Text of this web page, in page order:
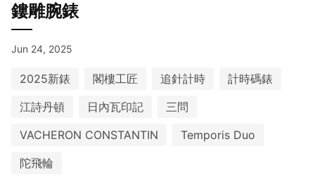
鏤雕腕錶
Jun 24, 2025
2025新錶 閣樓工匠 追針計時
計時碼錶
江詩丹頓
日內瓦印記
三問
VACHERON CONSTANTIN
Temporis Duo
陀⾶輪